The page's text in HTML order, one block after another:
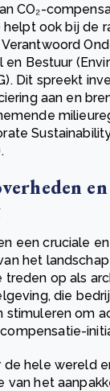
CO₂-
ook bij de
en Bestuur
Dit spreekt
aan en
een cruciale
het landschap
treden op als
die
stimuleren om
de hele wereld
van het